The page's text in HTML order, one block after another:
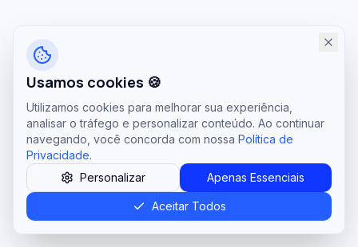
Usamos cookies 🍪
Utilizamos cookies para melhorar sua experiência,
analisar o tráfego e personalizar conteúdo. Ao continuar
navegando, você concorda com nossa Política de
Privacidade.
Personalizar
Apenas Essenciais
Aceitar Todos